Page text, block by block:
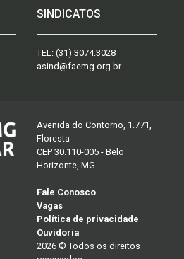
SINDICATOS
TEL: (31) 3074.3028
asind@faemg.org.br
Avenida do Contorno, 1.771,
Floresta
CEP 30.110-005 - Belo
Horizonte, MG
Fale Conosco
Vagas
Política de privacidade
Ouvidoria
2026 © Todos os direitos